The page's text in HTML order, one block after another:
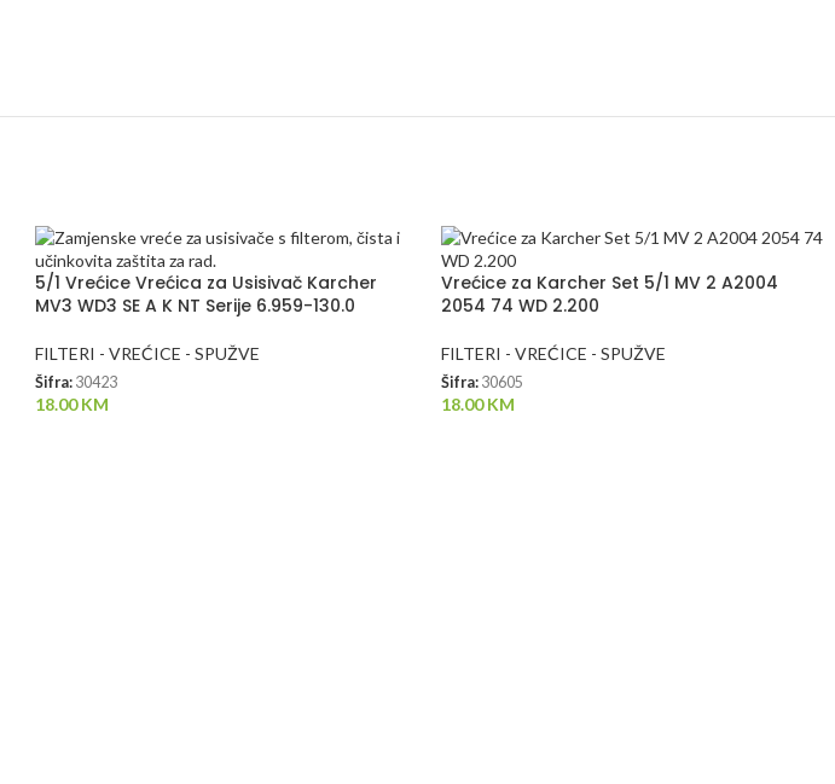
5/1 Vrećice Vrećica za Usisivač Karcher
MV3 WD3 SE A K NT Serije 6.959-130.0
FILTERI - VREĆICE - SPUŽVE
Šifra: 30423
18.00KM
Vrećice za Karcher Set 5/1 MV 2 A2004
2054 74 WD 2.200
FILTERI - VREĆICE - SPUŽVE
Šifra: 30605
18.00KM